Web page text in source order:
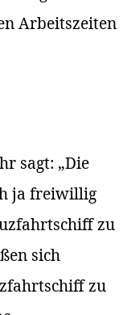
Arbeitszeiten
sagt: „Die
ja freiwillig
zu
sich
zu